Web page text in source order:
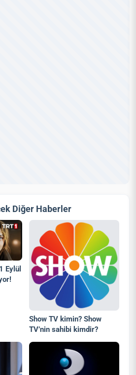
Diğer Haberler
Eylül
Show TV kimin? Show
TV’nin sahibi kimdir?